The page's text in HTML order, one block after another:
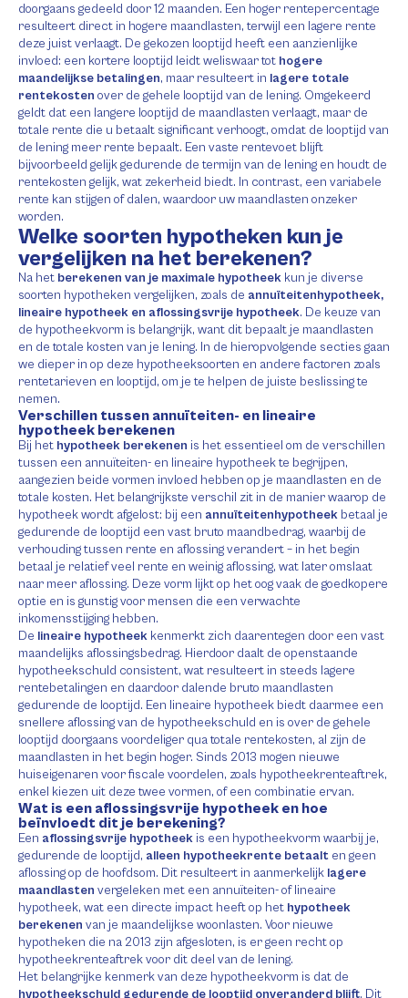
doorgaans gedeeld door 12 maanden. Een hoger rentepercentage
resulteert direct in hogere maandlasten, terwijl een lagere rente
deze juist verlaagt. De gekozen looptijd heeft een aanzienlijke
invloed: een kortere looptijd leidt weliswaar tot hogere
maandelijkse betalingen, maar resulteert in lagere totale
rentekosten over de gehele looptijd van de lening. Omgekeerd
geldt dat een langere looptijd de maandlasten verlaagt, maar de
totale rente die u betaalt significant verhoogt, omdat de looptijd van
de lening meer rente bepaalt. Een vaste rentevoet blijft
bijvoorbeeld gelijk gedurende de termijn van de lening en houdt de
rentekosten gelijk, wat zekerheid biedt. In contrast, een variabele
rente kan stijgen of dalen, waardoor uw maandlasten onzeker
worden.
Welke soorten hypotheken kun je
vergelijken na het berekenen?
Na het berekenen van je maximale hypotheek kun je diverse
soorten hypotheken vergelijken, zoals de annuïteitenhypotheek,
lineaire hypotheek en aflossingsvrije hypotheek. De keuze van
de hypotheekvorm is belangrijk, want dit bepaalt je maandlasten
en de totale kosten van je lening. In de hieropvolgende secties gaan
we dieper in op deze hypotheeksoorten en andere factoren zoals
rentetarieven en looptijd, om je te helpen de juiste beslissing te
nemen.
Verschillen tussen annuïteiten- en lineaire
hypotheek berekenen
Bij het hypotheek berekenen is het essentieel om de verschillen
tussen een annuïteiten- en lineaire hypotheek te begrijpen,
aangezien beide vormen invloed hebben op je maandlasten en de
totale kosten. Het belangrijkste verschil zit in de manier waarop de
hypotheek wordt afgelost: bij een annuïteitenhypotheek betaal je
gedurende de looptijd een vast bruto maandbedrag, waarbij de
verhouding tussen rente en aflossing verandert – in het begin
betaal je relatief veel rente en weinig aflossing, wat later omslaat
naar meer aflossing. Deze vorm lijkt op het oog vaak de goedkopere
optie en is gunstig voor mensen die een verwachte
inkomensstijging hebben.
De lineaire hypotheek kenmerkt zich daarentegen door een vast
maandelijks aflossingsbedrag. Hierdoor daalt de openstaande
hypotheekschuld consistent, wat resulteert in steeds lagere
rentebetalingen en daardoor dalende bruto maandlasten
gedurende de looptijd. Een lineaire hypotheek biedt daarmee een
snellere aflossing van de hypotheekschuld en is over de gehele
looptijd doorgaans voordeliger qua totale rentekosten, al zijn de
maandlasten in het begin hoger. Sinds 2013 mogen nieuwe
huiseigenaren voor fiscale voordelen, zoals hypotheekrenteaftrek,
enkel kiezen uit deze twee vormen, of een combinatie ervan.
Wat is een aflossingsvrije hypotheek en hoe
beïnvloedt dit je berekening?
Een aflossingsvrije hypotheek is een hypotheekvorm waarbij je,
gedurende de looptijd, alleen hypotheekrente betaalt en geen
aflossing op de hoofdsom. Dit resulteert in aanmerkelijk lagere
maandlasten vergeleken met een annuïteiten- of lineaire
hypotheek, wat een directe impact heeft op het hypotheek
berekenen van je maandelijkse woonlasten. Voor nieuwe
hypotheken die na 2013 zijn afgesloten, is er geen recht op
hypotheekrenteaftrek voor dit deel van de lening.
Het belangrijke kenmerk van deze hypotheekvorm is dat de
hypotheekschuld gedurende de looptijd onveranderd blijft. Dit